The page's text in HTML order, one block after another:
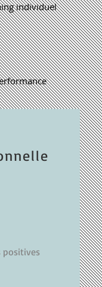
individuel
positives